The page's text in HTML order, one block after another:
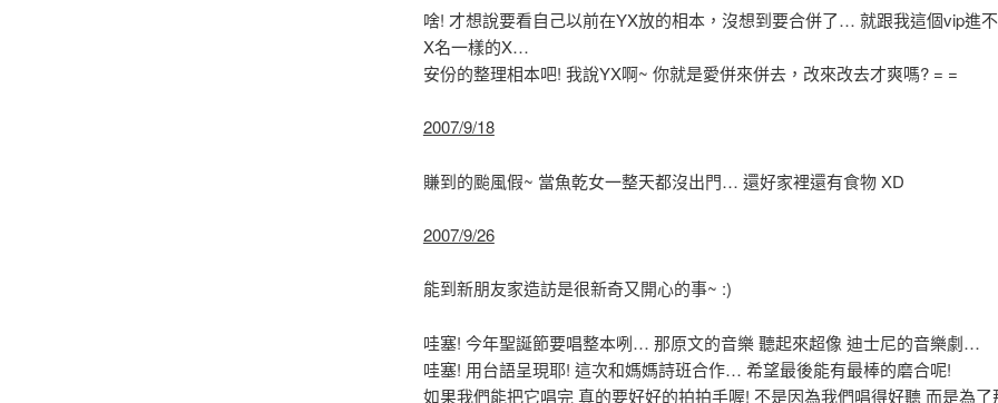
啥! 才想說要看自己以前在YX放的相本，沒想到要合併了… 就跟我這個vip進
X名一樣的X…
安份的整理相本吧! 我說YX啊~ 你就是愛併來併去，改來改去才爽嗎? = =
2007/9/18
賺到的颱風假~ 當魚乾女一整天都沒出門… 還好家裡還有食物 XD
2007/9/26
能到新朋友家造訪是很新奇又開心的事~ :)
哇塞! 今年聖誕節要唱整本咧… 那原文的音樂 聽起來超像 迪士尼的音樂劇…
哇塞! 用台語呈現耶! 這次和媽媽詩班合作… 希望最後能有最棒的磨合呢!
如果我們能把它唱完 真的要好好的拍拍手喔! 不是因為我們唱得好聽 而是為了